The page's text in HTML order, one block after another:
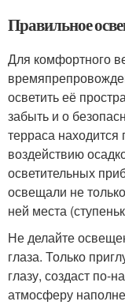
Правильное
Для комфортного
осветить её
забыть и о
терраса
воздействию
осветительных
освещали не
ней места
Не делайте
глаза. Только
глазу, создаст по-
атмосферу